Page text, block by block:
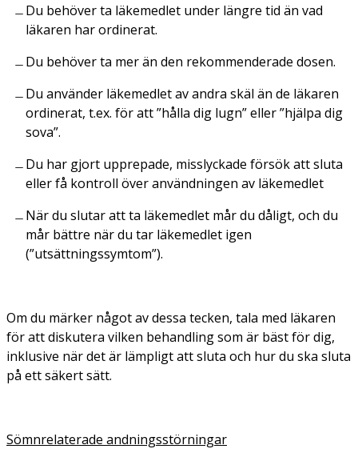
Du behöver ta läkemedlet under längre tid än vad
läkaren har ordinerat.
Du behöver ta mer än den rekommenderade dosen.
Du använder läkemedlet av andra skäl än de läkaren
ordinerat, t.ex. för att ”hålla dig lugn” eller ”hjälpa dig
sova”.
Du har gjort upprepade, misslyckade försök att sluta
eller få kontroll över användningen av läkemedlet
När du slutar att ta läkemedlet mår du dåligt, och du
mår bättre när du tar läkemedlet igen
(”utsättningssymtom”).
Om du märker något av dessa tecken, tala med läkaren
för att diskutera vilken behandling som är bäst för dig,
inklusive när det är lämpligt att sluta och hur du ska sluta
på ett säkert sätt.
Sömnrelaterade andningsstörningar